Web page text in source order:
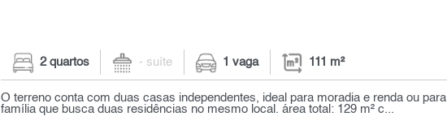
2 quartos - suíte 1 vaga 111 m²
O terreno conta com duas casas independentes, ideal para moradia e renda ou para
família que busca duas residências no mesmo local. área total: 129 m² c...